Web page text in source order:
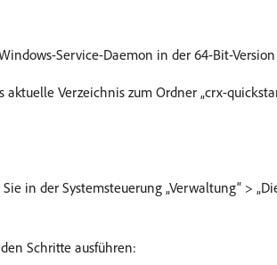
Service-Daemon in der 64-Bit-
aktuelle Verzeichnis zum Ordner „crx-
in der Systemsteuerung „Verwaltung“ >
Schritte ausführen: